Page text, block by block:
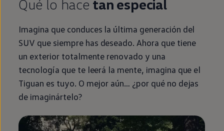
Qué lo hace tan especial
Imagina que conduces la última generación del
SUV que siemprehas deseado. Ahora que tiene
un exterior totalmente renovado y una
tecnología que te leerá la mente, imagina que el
Tiguan es tuyo. O mejor aún… ¿por qué no dejas
de imaginártelo?